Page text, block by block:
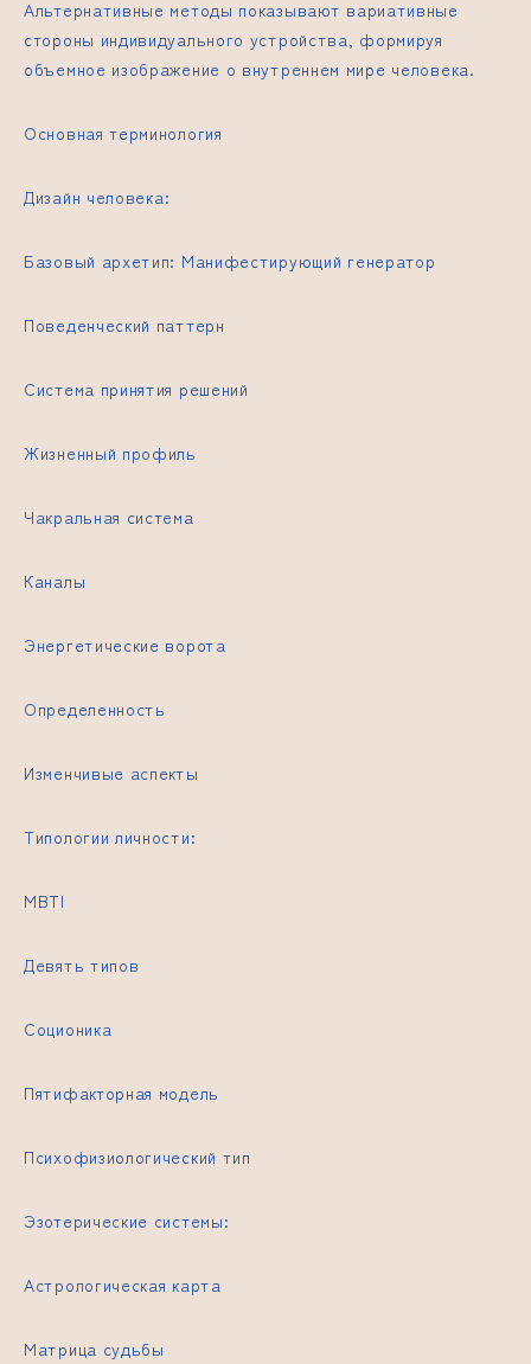
Альтернативные методы показывают вариативные
стороны индивидуального устройства, формируя
объемное изображение о внутреннем мире человека.
Основная терминология
Дизайн человека:
Базовый архетип: Манифестирующий генератор
Поведенческий паттерн
Система принятия решений
Жизненный профиль
Чакральная система
Каналы
Энергетические ворота
Определенность
Изменчивые аспекты
Типологии личности:
MBTI
Девять типов
Соционика
Пятифакторная модель
Психофизиологический тип
Эзотерические системы:
Астрологическая карта
Матрица судьбы